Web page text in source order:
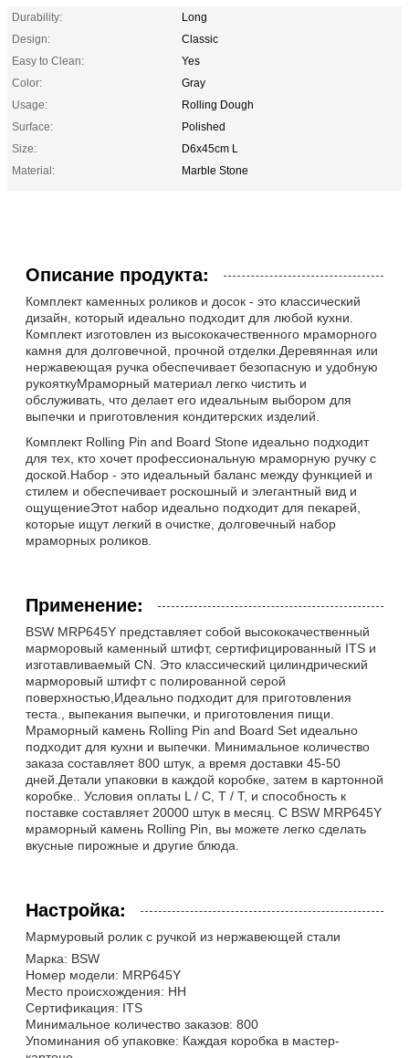
Durability:
Long
Design:
Classic
Easy to Clean:
Yes
Color:
Gray
Usage:
Rolling Dough
Surface:
Polished
Size:
D6x45cm L
Material:
Marble Stone
Описание продукта:
Комплект каменных роликов и досок - это классический
дизайн, который идеально подходит для любой кухни.
Комплект изготовлен из высококачественного мраморного
камня для долговечной, прочной отделки.Деревянная или
нержавеющая ручка обеспечивает безопасную и удобную
рукояткуМраморный материал легко чистить и
обслуживать, что делает его идеальным выбором для
выпечки и приготовления кондитерских изделий.
Комплект Rolling Pin and Board Stone идеально подходит
для тех, кто хочет профессиональную мраморную ручку с
доской.Набор - это идеальный баланс между функцией и
стилем и обеспечивает роскошный и элегантный вид и
ощущениеЭтот набор идеально подходит для пекарей,
которые ищут легкий в очистке, долговечный набор
мраморных роликов.
Применение:
BSW MRP645Y представляет собой высококачественный
марморовый каменный штифт, сертифицированный ITS и
изготавливаемый CN. Это классический цилиндрический
марморовый штифт с полированной серой
поверхностью,Идеально подходит для приготовления
теста., выпекания выпечки, и приготовления пищи.
Мраморный камень Rolling Pin and Board Set идеально
подходит для кухни и выпечки. Минимальное количество
заказа составляет 800 штук, а время доставки 45-50
дней.Детали упаковки в каждой коробке, затем в картонной
коробке.. Условия оплаты L / C, T / T, и способность к
поставке составляет 20000 штук в месяц. С BSW MRP645Y
мраморный камень Rolling Pin, вы можете легко сделать
вкусные пирожные и другие блюда.
Настройка:
Мармуровый ролик с ручкой из нержавеющей стали
Марка: BSW
Номер модели: MRP645Y
Место происхождения: НН
Сертификация: ITS
Минимальное количество заказов: 800
Упоминания об упаковке: Каждая коробка в мастер-